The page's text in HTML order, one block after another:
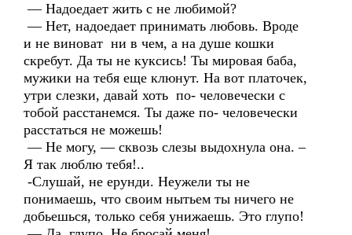
— Надоедает жить с не любимой?
— Нет, надоедает принимать любовь. Вроде
и не виноват ни в чем, а на душе кошки
скребут. Да ты не куксись! Ты мировая баба,
мужики на тебя еще клюнут. На вот платочек,
утри слезки, давай хоть по- человечески с
тобой расстанемся. Ты даже по- человечески
расстаться не можешь!
— Не могу, — сквозь слезы выдохнула она. –
Я так люблю тебя!..
-Слушай, не ерунди. Неужели ты не
понимаешь, что своим нытьем ты ничего не
добьешься, только себя унижаешь. Это глупо!